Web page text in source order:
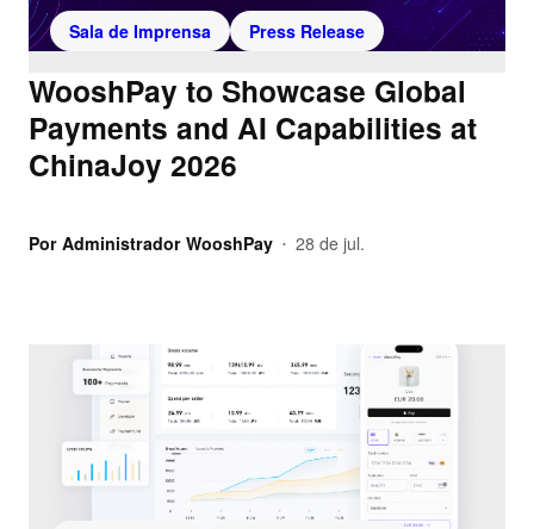
Sala de Imprensa Press Release
WooshPay to Showcase Global
Payments and AI Capabilities at
ChinaJoy 2026
Por Administrador WooshPay • 28 de jul.